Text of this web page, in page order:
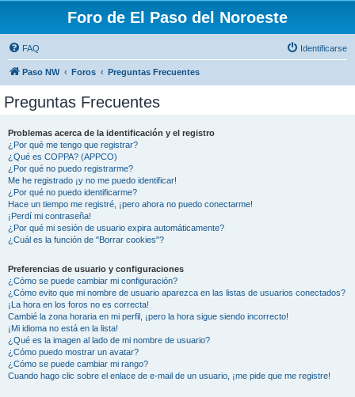
Foro de El Paso del Noroeste
FAQ Identificarse
Paso NW Foros Preguntas Frecuentes
Preguntas Frecuentes
Problemas acerca de la identificación y el registro
¿Por qué me tengo que registrar?
¿Qué es COPPA? (APPCO)
¿Por qué no puedo registrarme?
Me he registrado ¡y no me puedo identificar!
¿Por qué no puedo identificarme?
Hace un tiempo me registré, ¡pero ahora no puedo conectarme!
¡Perdí mi contraseña!
¿Por qué mi sesión de usuario expira automáticamente?
¿Cuál es la función de "Borrar cookies"?
Preferencias de usuario y configuraciones
¿Cómo se puede cambiar mi configuración?
¿Cómo evito que mi nombre de usuario aparezca en las listas de usuarios conectados?
¡La hora en los foros no es correcta!
Cambié la zona horaria en mi perfil, ¡pero la hora sigue siendo incorrecto!
¡Mi idioma no está en la lista!
¿Qué es la imagen al lado de mi nombre de usuario?
¿Cómo puedo mostrar un avatar?
¿Cómo se puede cambiar mi rango?
Cuando hago clic sobre el enlace de e-mail de un usuario, ¡me pide que me registre!